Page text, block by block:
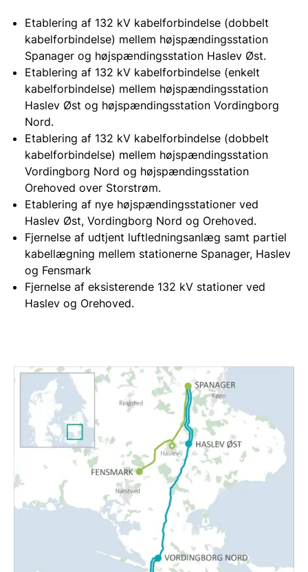
Etablering af 132 kV kabelforbindelse (dobbelt
kabelforbindelse) mellem højspændingsstation
Spanager og højspændingsstation Haslev Øst.
Etablering af 132 kV kabelforbindelse (enkelt
kabelforbindelse) mellem højspændingsstation
Haslev Øst og højspændingsstation Vordingborg
Nord.
Etablering af 132 kV kabelforbindelse (dobbelt
kabelforbindelse) mellem højspændingsstation
Vordingborg Nord og højspændingsstation
Orehoved over Storstrøm.
Etablering af nye højspændingsstationer ved
Haslev Øst, Vordingborg Nord og Orehoved.
Fjernelse af udtjent luftledningsanlæg samt partiel
kabellægning mellem stationerne Spanager, Haslev
og Fensmark
Fjernelse af eksisterende 132 kV stationer ved
Haslev og Orehoved.